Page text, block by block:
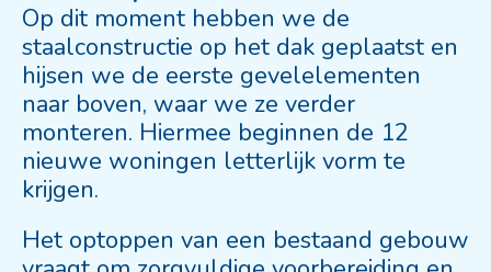
Op dit moment hebben we de
staalconstructie op het dak geplaatst en
hijsen we de eerste gevelelementen
naar boven, waar we ze verder
monteren. Hiermee beginnen de 12
nieuwe woningen letterlijk vorm te
krijgen.
Het optoppen van een bestaand gebouw